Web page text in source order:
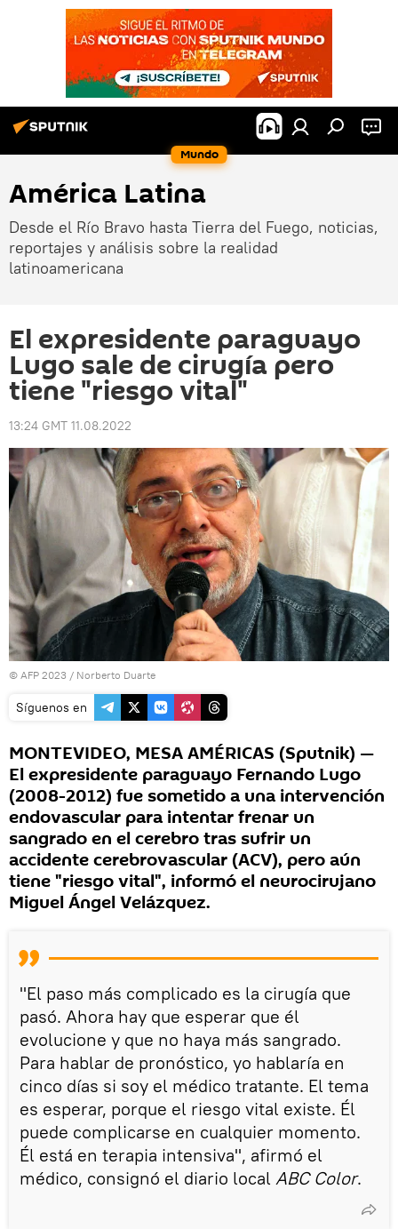
Mundo
América Latina
Desde el Río Bravo hasta Tierra del Fuego, noticias,
reportajes y análisis sobre la realidad
latinoamericana
El expresidente paraguayo
Lugo sale de cirugía pero
tiene "riesgo vital"
13:24 GMT 11.08.2022
© AFP 2023 / Norberto Duarte
Síguenos en
MONTEVIDEO, MESA AMÉRICAS (Sputnik) —
El expresidente paraguayo Fernando Lugo
(2008-2012) fue sometido a una intervención
endovascular para intentar frenar un
sangrado en el cerebro tras sufrir un
accidente cerebrovascular (ACV), pero aún
tiene "riesgo vital", informó el neurocirujano
Miguel Ángel Velázquez.
"El paso más complicado es la cirugía que
pasó. Ahora hay que esperar que él
evolucione y que no haya más sangrado.
Para hablar de pronóstico, yo hablaría en
cinco días si soy el médico tratante. El tema
es esperar, porque el riesgo vital existe. Él
puede complicarse en cualquier momento.
Él está en terapia intensiva", afirmó el
médico, consignó el diario local ABC Color.